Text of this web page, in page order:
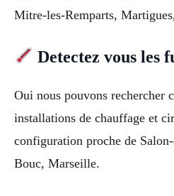
Mitre-les-Remparts,
Detectez vous les
Oui nous pouvons rechercher
installations de chauffage et
configuration proche de
Bouc, Marseille.